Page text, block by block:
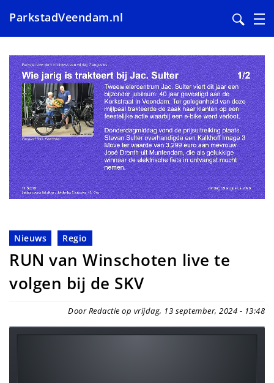
en
naar
de
inhoud
gaan
ParkstadVeendam.nl
Nieuws Regio
RUN van Winschoten live te
volgen bij de SKV
Door Redactie op vrijdag, 13 september, 2024 - 13:48